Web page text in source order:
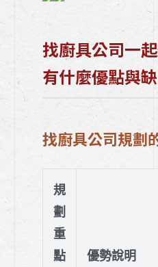
找廚具公司一
有什麼優點與
找廚具公司規劃
規
劃
重
點
優勢說明